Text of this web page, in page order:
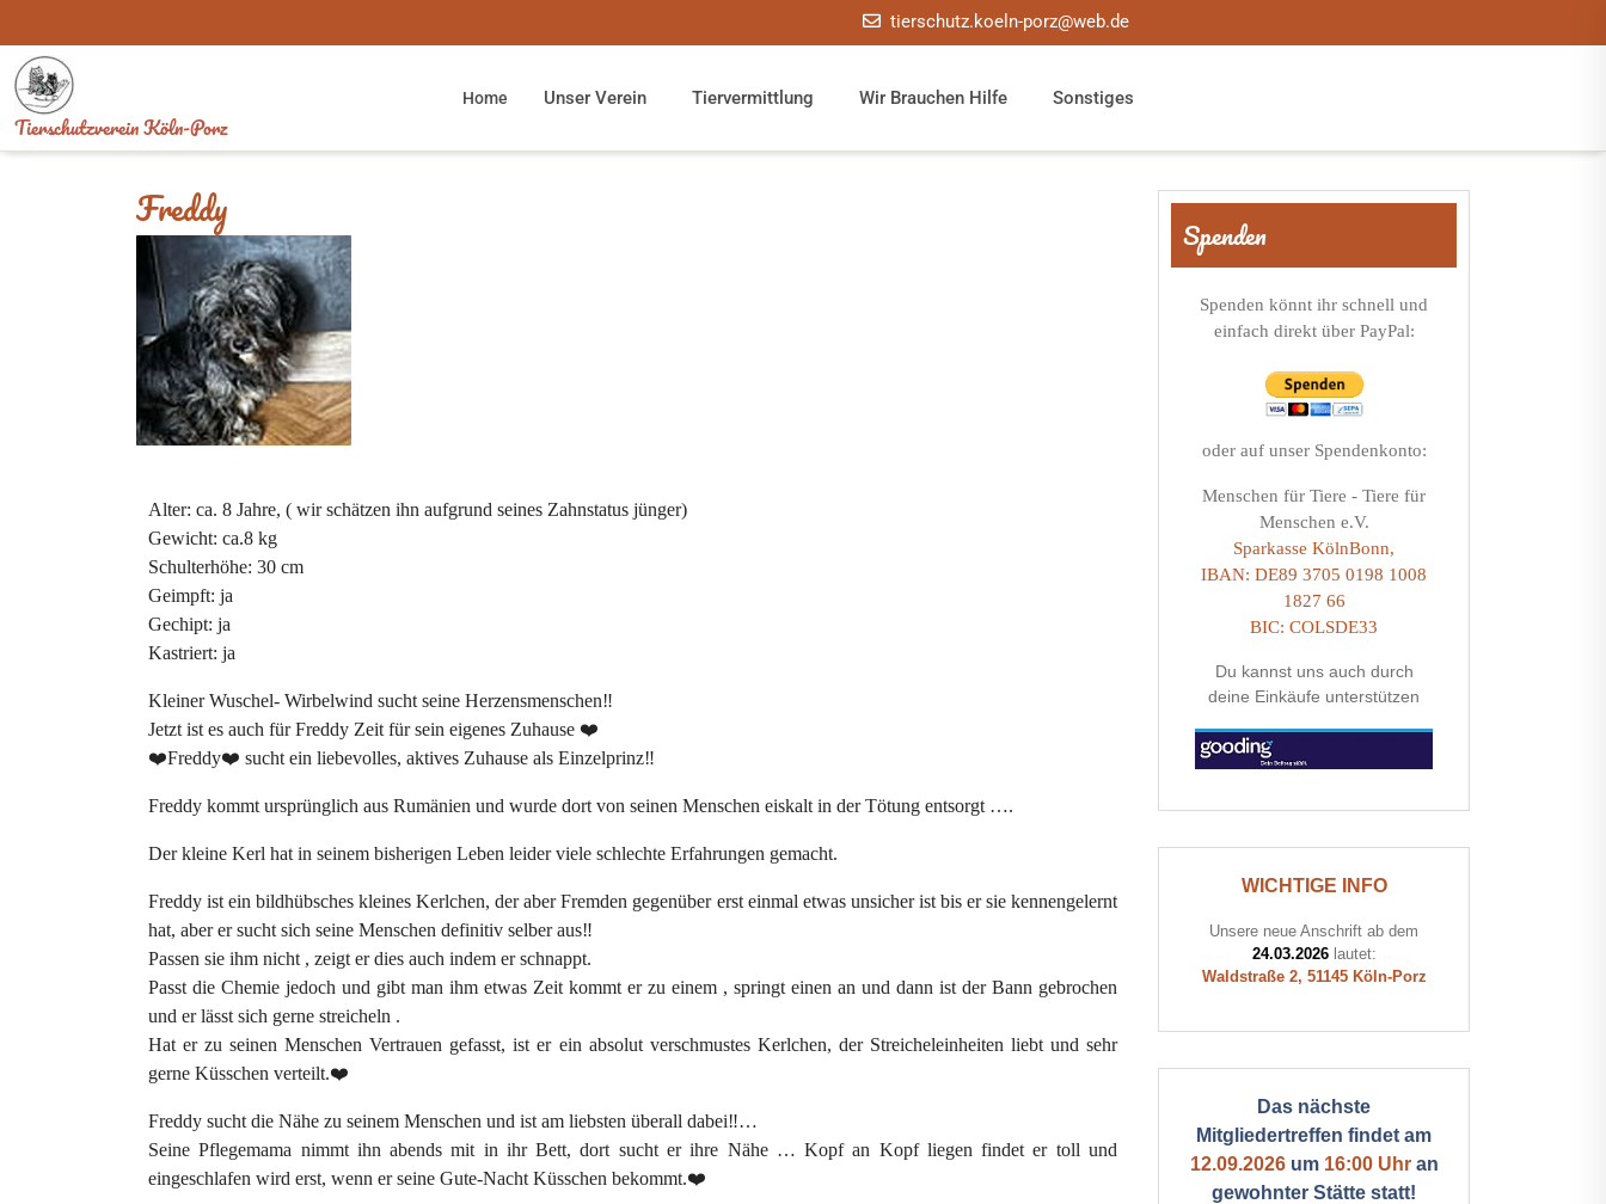
to
content
tierschutz.koeln-porz@web.de
Tierschutzverein Köln-Porz
Home Unser Verein Tiervermittlung Wir Brauchen Hilfe Sonstiges
Freddy
Alter: ca. 8 Jahre, ( wir schätzen ihn aufgrund seines Zahnstatus jünger)
Gewicht: ca.8 kg
Schulterhöhe: 30 cm
Geimpft: ja
Gechipt: ja
Kastriert: ja
Kleiner Wuschel- Wirbelwind sucht seine Herzensmenschen‼️
Jetzt ist es auch für Freddy Zeit für sein eigenes Zuhause ❤️
❤️Freddy❤️ sucht ein liebevolles, aktives Zuhause als Einzelprinz‼️
Freddy kommt ursprünglich aus Rumänien und wurde dort von seinen Menschen eiskalt in der Tötung entsorgt ….
Der kleine Kerl hat in seinem bisherigen Leben leider viele schlechte Erfahrungen gemacht.
Freddy ist ein bildhübsches kleines Kerlchen, der aber Fremden gegenüber erst einmal etwas unsicher ist bis er sie kennengelernt
hat, aber er sucht sich seine Menschen definitiv selber aus‼️
Passen sie ihm nicht , zeigt er dies auch indem er schnappt.
Passt die Chemie jedoch und gibt man ihm etwas Zeit kommt er zu einem , springt einen an und dann ist der Bann gebrochen
und er lässt sich gerne streicheln .
Hat er zu seinen Menschen Vertrauen gefasst, ist er ein absolut verschmustes Kerlchen, der Streicheleinheiten liebt und sehr
gerne Küsschen verteilt.❤️
Freddy sucht die Nähe zu seinem Menschen und ist am liebsten überall dabei‼️…
Seine Pflegemama nimmt ihn abends mit in ihr Bett, dort sucht er ihre Nähe … Kopf an Kopf liegen findet er toll und
eingeschlafen wird erst, wenn er seine Gute-Nacht Küsschen bekommt.❤️
Spenden
Spenden könnt ihr schnell und
einfach direkt über PayPal:
oder auf unser Spendenkonto:
Menschen für Tiere - Tiere für
Menschen e.V.
Sparkasse KölnBonn,
IBAN: DE89 3705 0198 1008
1827 66
BIC: COLSDE33
Du kannst uns auch durch
deine Einkäufe unterstützen
WICHTIGE INFO
Unsere neue Anschrift ab dem
24.03.2026lautet:
Waldstraße 2, 51145 Köln-Porz
Das nächste
Mitgliedertreffen findet am
12.09.2026um 16:00 Uhran
gewohnter Stätte statt!